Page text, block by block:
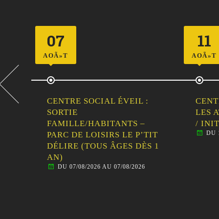
07
AOÃ»T
CENTRE SOCIAL ÉVEIL :
SORTIE
FAMILLE/HABITANTS –
PARC DE LOISIRS LE P’TIT
DÉLIRE (TOUS ÂGES DÈS 1
AN)
DU 07/08/2026 AU 07/08/2026
11
AOÃ»T
LES
/
DU